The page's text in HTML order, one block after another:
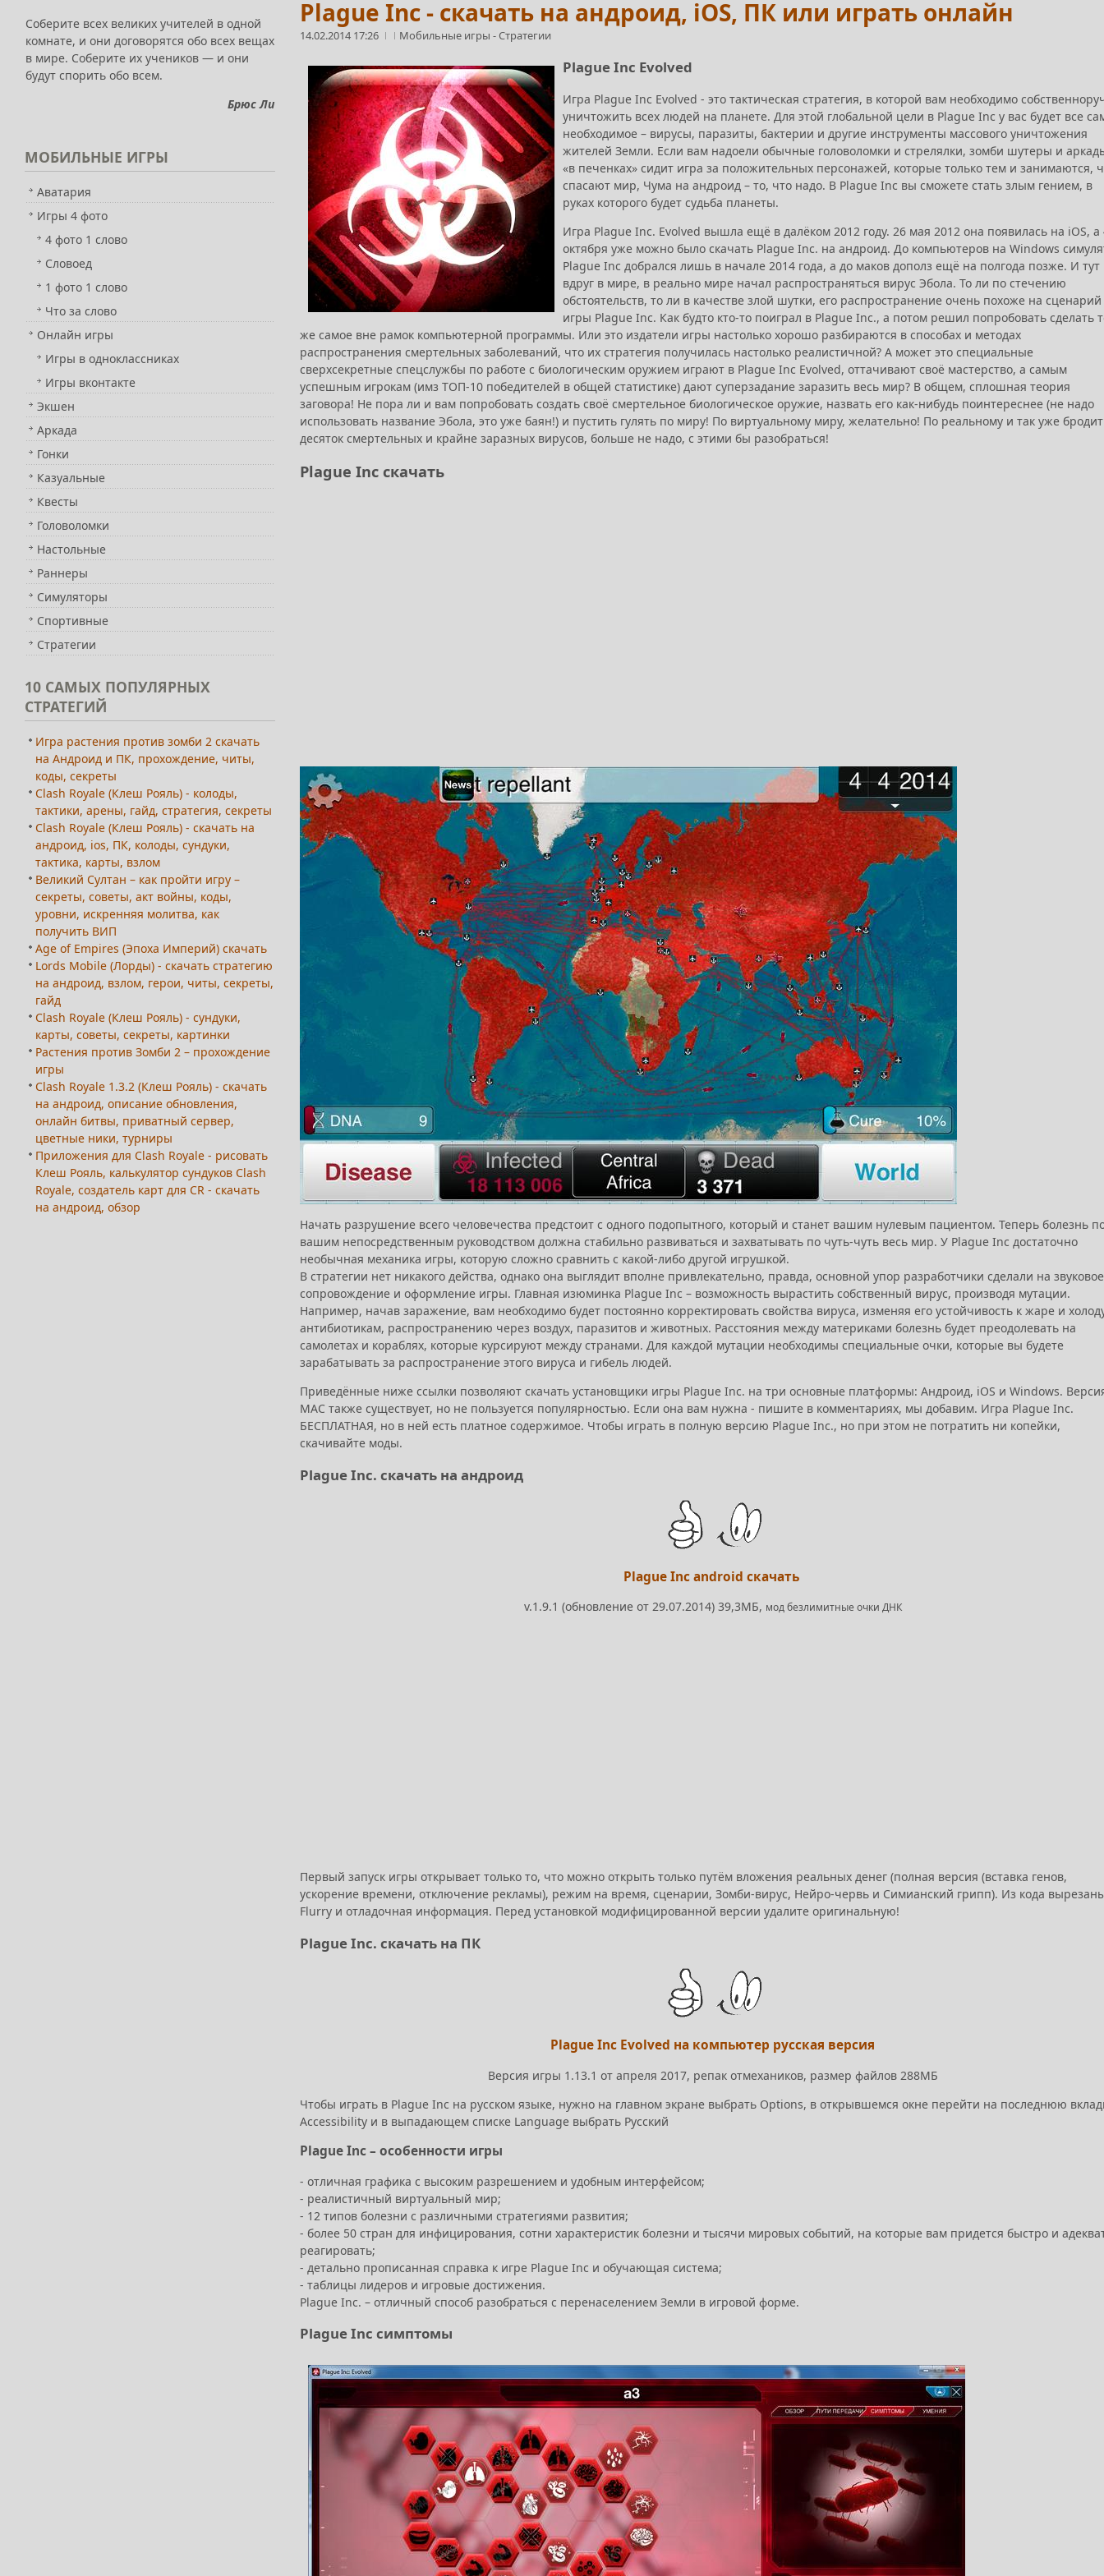
Plague Inc - скачать на андроид, iOS, ПК или играть онлайн
14.02.2014 17:26 Мобильные игры -Стратегии
Plague Inc Evolved
Игра Plague Inc Evolved - это тактическая стратегия, в которой вам необходимо
уничтожить всех людей на планете. Для этой глобальной цели в Plague Inc у вас будет все
необходимое – вирусы, паразиты, бактерии и другие инструменты массового уничтожения
жителей Земли. Если вам надоели обычные головоломки и стрелялки, зомби шутеры и
«в печенках» сидит игра за положительных персонажей, которые только тем и занимаются,
спасают мир, Чума на андроид – то, что надо. В Plague Inc вы сможете стать злым гением, в
руках которого будет судьба планеты.
Игра Plague Inc. Evolved вышла ещё в далёком 2012 году. 26 мая 2012 она появилась на iOS, а
октября уже можно было скачать Plague Inc. на андроид. До компьютеров на Windows
Plague Inc добрался лишь в начале 2014 года, а до маков дополз ещё на полгода позже. И тут
вдруг в мире, в реально мире начал распространяться вирус Эбола. То ли по стечению
обстоятельств, то ли в качестве злой шутки, его распространение очень похоже на сценарий
игры Plague Inc. Как будто кто-то поиграл в Plague Inc., а потом решил попробовать сделать
же самое вне рамок компьютерной программы. Или это издатели игры настолько хорошо разбираются в способах и методах
распространения смертельных заболеваний, что их стратегия получилась настолько реалистичной? А может это специальные
сверхсекретные спецслужбы по работе с биологическим оружием играют в Plague Inc Evolved, оттачивают своё мастерство, а самым
успешным игрокам (имз ТОП-10 победителей в общей статистике) дают суперзадание заразить весь мир? В общем, сплошная теория
заговора! Не пора ли и вам попробовать создать своё смертельное биологическое оружие, назвать его как-нибудь поинтереснее (не надо
использовать название Эбола, это уже баян!) и пустить гулять по миру! По виртуальному миру, желательно! По реальному и так уже бродит
десяток смертельных и крайне заразных вирусов, больше не надо, с этими бы разобраться!
Plague Inc скачать
Начать разрушение всего человечества предстоит с одного подопытного, который и станет вашим нулевым пациентом. Теперь болезнь
вашим непосредственным руководством должна стабильно развиваться и захватывать по чуть-чуть весь мир. У Plague Inc достаточно
необычная механика игры, которую сложно сравнить с какой-либо другой игрушкой.
В стратегии нет никакого действа, однако она выглядит вполне привлекательно, правда, основной упор разработчики сделали на звуковое
сопровождение и оформление игры. Главная изюминка Plague Inc – возможность вырастить собственный вирус, производя мутации.
Например, начав заражение, вам необходимо будет постоянно корректировать свойства вируса, изменяя его устойчивость к жаре и
антибиотикам, распространению через воздух, паразитов и животных. Расстояния между материками болезнь будет преодолевать на
самолетах и кораблях, которые курсируют между странами. Для каждой мутации необходимы специальные очки, которые вы будете
зарабатывать за распространение этого вируса и гибель людей.
Приведённые ниже ссылки позволяют скачать установщики игры Plague Inc. на три основные платформы: Андроид, iOS и Windows.
MAC также существует, но не пользуется популярностью. Если она вам нужна - пишите в комментариях, мы добавим. Игра Plague Inc.
БЕСПЛАТНАЯ, но в ней есть платное содержимое. Чтобы играть в полную версию Plague Inc., но при этом не потратить ни копейки,
скачивайте моды.
Plague Inc. скачать на андроид
Plague Inc android скачать
v.1.9.1 (обновление от 29.07.2014) 39,3МБ, мод безлимитные очки ДНК
Первый запуск игры открывает только то, что можно открыть только путём вложения реальных денег (полная версия (вставка генов,
ускорение времени, отключение рекламы), режим на время, сценарии, Зомби-вирус, Нейро-червь и Симианский грипп). Из кода
Flurry и отладочная информация. Перед установкой модифицированной версии удалите оригинальную!
Plague Inc. скачать на ПК
Plague Inc Evolved на компьютер русская версия
Версия игры 1.13.1 от апреля 2017, репак отмехаников, размер файлов 288МБ
Чтобы играть в Plague Inc на русском языке, нужно на главном экране выбрать Options, в открывшемся окне перейти на последнюю
Accessibility и в выпадающем списке Language выбрать Русский
Plague Inc – особенности игры
- отличная графика с высоким разрешением и удобным интерфейсом;
- реалистичный виртуальный мир;
- 12 типов болезни с различными стратегиями развития;
- более 50 стран для инфицирования, сотни характеристик болезни и тысячи мировых событий, на которые вам придется быстро и
реагировать;
- детально прописанная справка к игре Plague Inc и обучающая система;
- таблицы лидеров и игровые достижения.
Plague Inc. – отличный способ разобраться с перенаселением Земли в игровой форме.
Plague Inc симптомы
Соберите всех великих учителей в одной
комнате, и они договорятся обо всех вещах
в мире. Соберите их учеников — и они
будут спорить обо всем.
Брюс Ли
МОБИЛЬНЫЕ ИГРЫ
Аватария
Игры 4 фото
4 фото 1 слово
Словоед
1 фото 1 слово
Что за слово
Онлайн игры
Игры в одноклассниках
Игры вконтакте
Экшен
Аркада
Гонки
Казуальные
Квесты
Головоломки
Настольные
Раннеры
Симуляторы
Спортивные
Стратегии
10 САМЫХ ПОПУЛЯРНЫХ
СТРАТЕГИЙ
Игра растения против зомби 2 скачать
на Андроид и ПК, прохождение, читы,
коды, секреты
Clash Royale (Клеш Рояль) - колоды,
тактики, арены, гайд, стратегия, секреты
Clash Royale (Клеш Рояль) - скачать на
андроид, ios, ПК, колоды, сундуки,
тактика, карты, взлом
Великий Султан – как пройти игру –
секреты, советы, акт войны, коды,
уровни, искренняя молитва, как
получить ВИП
Age of Empires (Эпоха Империй) скачать
Lords Mobile (Лорды) - cкачать стратегию
на андроид, взлом, герои, читы, секреты,
гайд
Clash Royale (Клеш Рояль) - сундуки,
карты, советы, секреты, картинки
Растения против Зомби 2 – прохождение
игры
Clash Royale 1.3.2 (Клеш Рояль) - скачать
на андроид, описание обновления,
онлайн битвы, приватный сервер,
цветные ники, турниры
Приложения для Clash Royale - рисовать
Клеш Рояль, калькулятор сундуков Clash
Royale, создатель карт для CR - скачать
на андроид, обзор